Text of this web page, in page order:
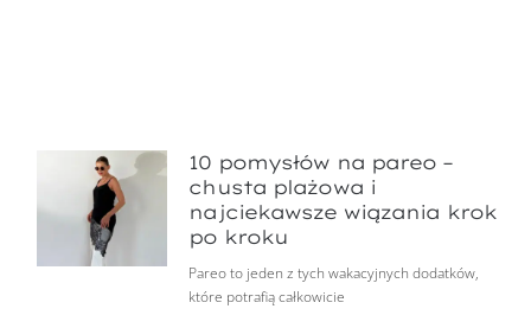
10 pomysłów na pareo –
chusta plażowa i
najciekawsze wiązania krok
po kroku
Pareo to jeden z tych wakacyjnych dodatków,
które potrafią całkowicie